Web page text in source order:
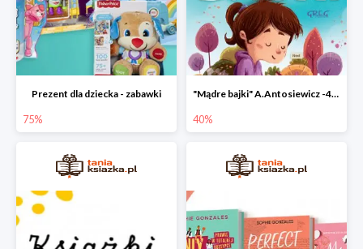
Prezent dla dziecka - zabawki
75%
"Mądre bajki" A.Antosiewicz -40%
40%